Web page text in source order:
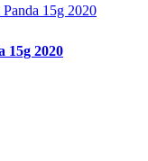
15g 2020